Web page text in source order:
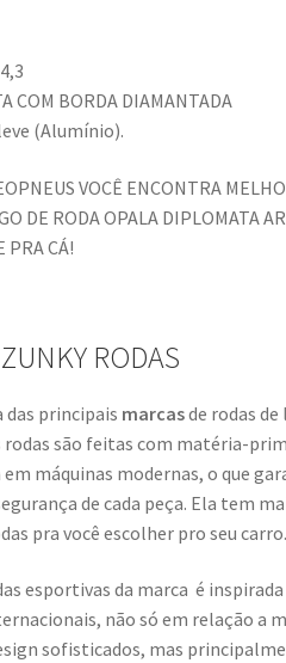
COM BORDA DIAMANTADA
(Alumínio).
VOCÊ ENCONTRA
DE RODA OPALA DIPLOMATA
PRA CÁ!
RODAS
das principais marcasde rodas de
rodas são feitas com matéria-
máquinas modernas, o que
de cada peça. Ela tem
pra você escolher pro seu carro.
esportivas da marca é inspirada
não só em relação a
sofisticados, mas